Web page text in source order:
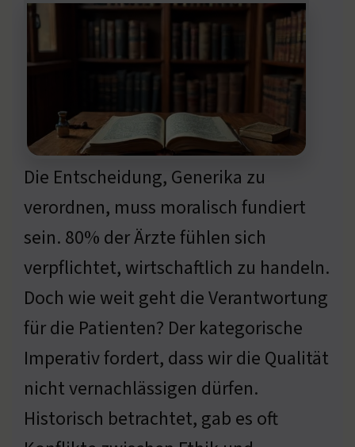
Die Entscheidung, Generika zu
verordnen, muss moralisch fundiert
sein. 80% der Ärzte fühlen sich
verpflichtet, wirtschaftlich zu handeln.
Doch wie weit geht die Verantwortung
für die Patienten? Der kategorische
Imperativ fordert, dass wir die Qualität
nicht vernachlässigen dürfen.
Historisch betrachtet, gab es oft